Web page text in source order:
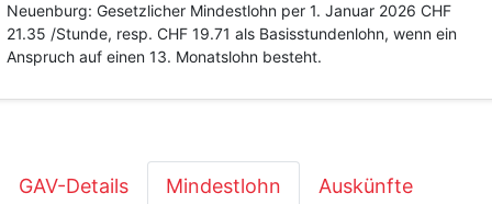
Neuenburg: Gesetzlicher Mindestlohn per 1. Januar 2026 CHF
21.35 /Stunde, resp. CHF 19.71 als Basisstundenlohn, wenn ein
Anspruch auf einen 13. Monatslohn besteht.
GAV-Details Mindestlohn Auskünfte